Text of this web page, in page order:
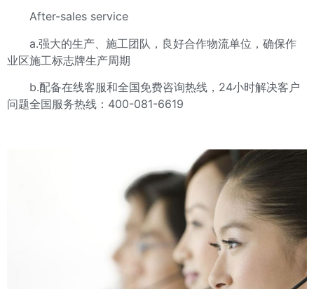
After-sales service
a.强大的生产、施工团队，良好合作物流单位，确保作
业区施工标志牌生产周期
b.配备在线客服和全国免费咨询热线，24小时解决客户
问题全国服务热线：400-081-6619